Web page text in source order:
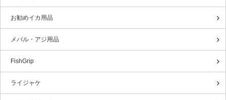
お勧めイカ用品
メバル・アジ用品
FishGrip
ライジャケ